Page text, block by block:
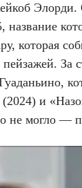
название
которая
За
и
не могло —